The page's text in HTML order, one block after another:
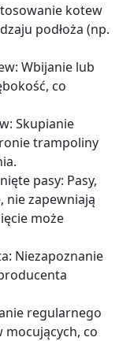
kotew
podłoża (np.
Wbijanie lub
co
Skupianie
trampoliny
pasy: Pasy,
nie zapewniają
może
Niezapoznanie
regularnego
co